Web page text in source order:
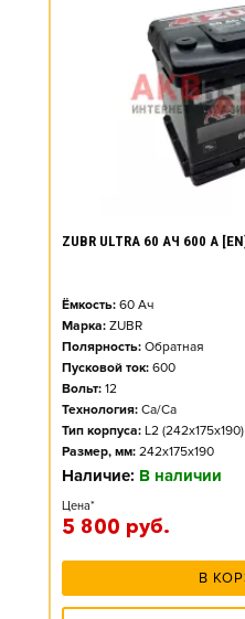
ZUBR ULTRA 60 АЧ 600 А
Ёмкость: 60 Ач
Марка: ZUBR
Полярность: Обратная
Пусковой ток: 600
Вольт: 12
Технология: Ca/Ca
Тип корпуса: L2
Размер, мм: 242x175x190
Наличие: В наличии
Цена*
5 800 руб.
В